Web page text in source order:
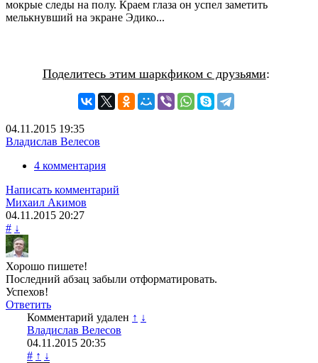
мокрые следы на полу. Краем глаза он успел заметить
мелькнувший на экране Эдико...
Поделитесь этим шаркфиком с друзьями:
04.11.2015 19:35
Владислав Велесов
4 комментария
Написать комментарий
Михаил Акимов
04.11.2015 20:27
# ↓
Хорошо пишете!
Последний абзац забыли отформатировать.
Успехов!
Ответить
Комментарий удален ↑ ↓
Владислав Велесов
04.11.2015 20:35
# ↑ ↓